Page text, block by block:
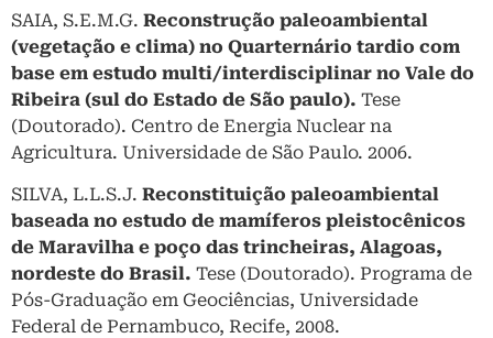
SAIA, S.E.M.G. Reconstrução paleoambiental
(vegetação e clima) no Quarternário tardio com
base em estudo multi/interdisciplinar no Vale do
Ribeira (sul do Estado de São paulo). Tese
(Doutorado). Centro de Energia Nuclear na
Agricultura. Universidade de São Paulo. 2006.
SILVA, L.L.S.J. Reconstituição paleoambiental
baseada no estudo de mamíferos pleistocênicos
de Maravilha e poço das trincheiras, Alagoas,
nordeste do Brasil. Tese (Doutorado). Programa de
Pós-Graduação em Geociências, Universidade
Federal de Pernambuco, Recife, 2008.